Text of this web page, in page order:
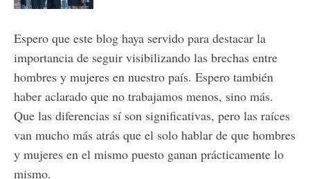
Espero que este blog haya servido para destacar la
importancia de seguir visibilizando las brechas entre
hombres y mujeres en nuestro país. Espero también
haber aclarado que no trabajamos menos, sino más.
Que las diferencias sí son significativas, pero las raíces
van mucho más atrás que el solo hablar de que hombres
y mujeres en el mismo puesto ganan prácticamente lo
mismo.